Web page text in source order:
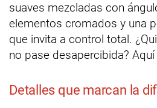
suaves mezcladas con
elementos cromados y una
que invita a control total.
no pase desapercibida? Aquí
Detalles que marcan la